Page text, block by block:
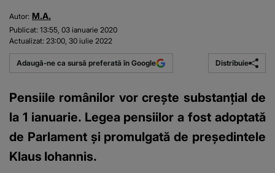
Autor: M.A.
Publicat: 13:55, 03 ianuarie 2020
Actualizat: 23:00, 30 iulie 2022
Adaugă-ne ca sursă preferată în Google Distribuie
Pensiile românilor vor crește substanțial de
la 1 ianuarie. Legea pensiilor a fost adoptată
de Parlament și promulgată de președintele
Klaus Iohannis.